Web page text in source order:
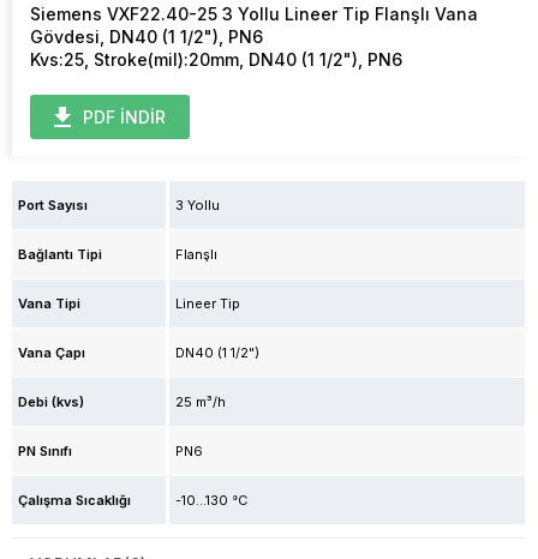
Siemens VXF22.40-25 3 Yollu Lineer Tip Flanşlı Vana
Gövdesi, DN40 (1 1/2"), PN6
Kvs:25, Stroke(mil):20mm, DN40 (1 1/2"), PN6
PDF İNDİR
Port Sayısı 3 Yollu
Bağlantı Tipi Flanşlı
Vana Tipi Lineer Tip
Vana Çapı DN40 (1 1/2")
Debi (kvs) 25 m³/h
PN Sınıfı PN6
Çalışma Sıcaklığı -10...130 °C